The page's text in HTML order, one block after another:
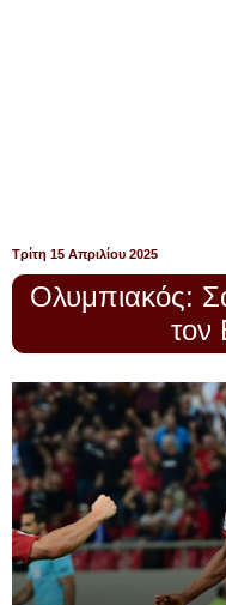
Τρίτη 15 Απριλίου 2025
Oλυμπιακός:
τον